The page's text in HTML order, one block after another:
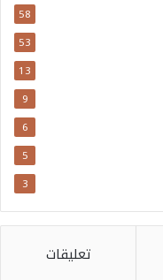
58
53
13
9
6
5
3
تعليقات